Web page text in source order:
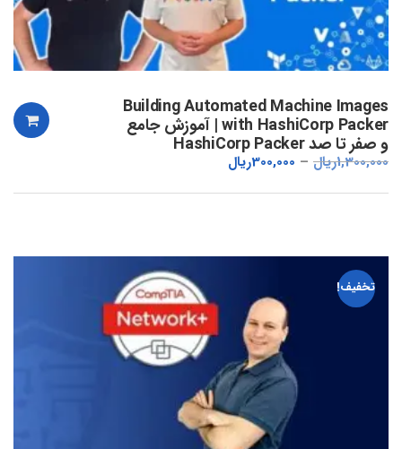
Building Automated Machine Images
with HashiCorp Packer | آموزش جامع
و صفر تا صد HashiCorp Packer
1,300,000ریال 300,000ریال
تخفیف!